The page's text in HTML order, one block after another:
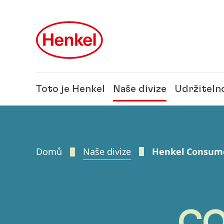
Toto je Henkel Naše divize
Domů Naše divize Henkel